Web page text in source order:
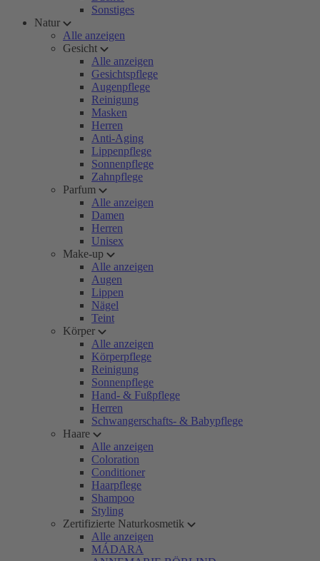
Sonstiges
Natur
Alle anzeigen
Gesicht
Alle anzeigen
Gesichtspflege
Augenpflege
Reinigung
Masken
Herren
Anti-Aging
Lippenpflege
Sonnenpflege
Zahnpflege
Parfum
Alle anzeigen
Damen
Herren
Unisex
Make-up
Alle anzeigen
Augen
Lippen
Nägel
Teint
Körper
Alle anzeigen
Körperpflege
Reinigung
Sonnenpflege
Hand- & Fußpflege
Herren
Schwangerschafts- & Babypflege
Haare
Alle anzeigen
Coloration
Conditioner
Haarpflege
Shampoo
Styling
Zertifizierte Naturkosmetik
Alle anzeigen
MÁDARA